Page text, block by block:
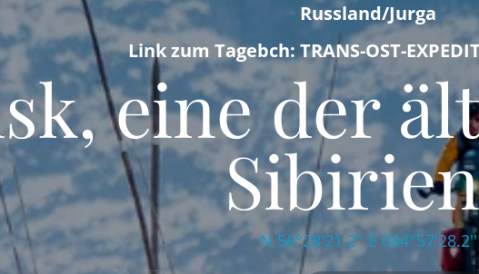
Russland/Jurga
Link zum Tagebch: TRANS-OST-
eine der
N 56°28'21.2'' E 084°57'28.2''